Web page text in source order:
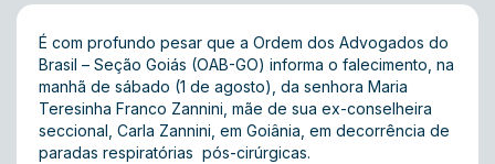
É com profundo pesar que a Ordem dos Advogados do
Brasil – Seção Goiás (OAB-GO) informa o falecimento, na
manhã de sábado (1 de agosto), da senhora Maria
Teresinha Franco Zannini, mãe de sua ex-conselheira
seccional, Carla Zannini, em Goiânia, em decorrência de
paradas respiratórias pós-cirúrgicas.